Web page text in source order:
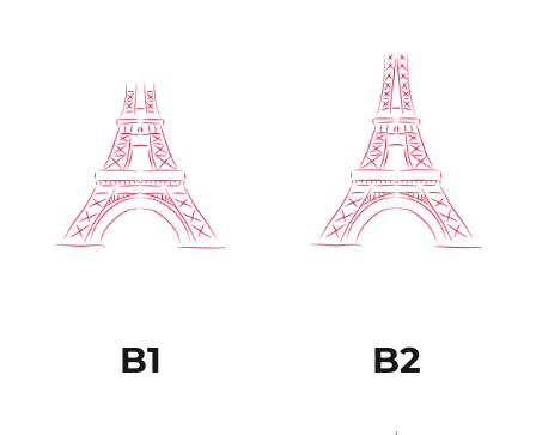
B1 B2
Es capaz de comprender
una amplia variedad de
textos extensos y con
cierto nivel de exigencia,
así como reconocer en
ellos sentidos implícitos.
Sabe expresarse de
forma fluida y
espontánea sin muestras
El estudiante puede
comprender sin ningún
esfuerzo prácticamente
todo lo que lee o
escucha. Puede volver a
plantear los hechos y
argumentos
provenientes de
diferentes fuentes, tanto
escritas como verbales,